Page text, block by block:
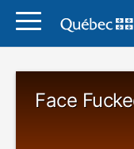
Face